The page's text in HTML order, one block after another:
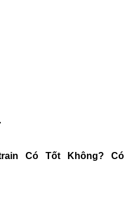
Có Tốt Không? Có